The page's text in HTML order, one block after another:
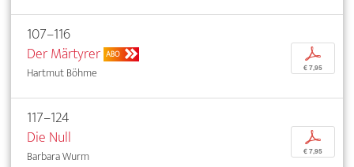
107–116
Der Märtyrer ABO
Hartmut Böhme
p
€ 7,95
117–124
Die Null
Barbara Wurm
p
€ 7,95